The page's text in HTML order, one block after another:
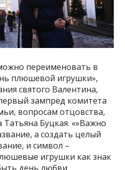
переименовать в
плюшевой игрушки»,
святого Валентина,
зампред комитета
вопросам отцовства,
Татьяна Буцкая. «»Важно
а создать целый
и символ –
игрушки как знак